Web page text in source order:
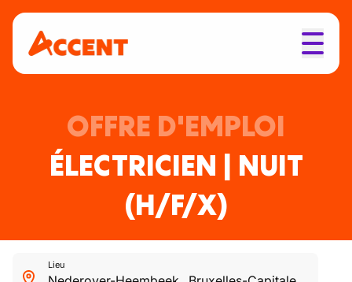
OFFRE D'EMPLOI
ÉLECTRICIEN | NUIT
(H/F/X)
Lieu